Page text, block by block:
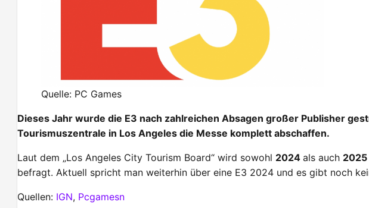
Quelle: PC Games
Dieses Jahr wurde die E3 nach zahlreichen Absagen großer Publisher
Tourismuszentrale in Los Angeles die Messe komplett abschaffen.
Laut dem „Los Angeles City Tourism Board“ wird sowohl 2024 als auch 2025
befragt. Aktuell spricht man weiterhin über eine E3 2024 und es gibt noch
Quellen: IGN, Pcgamesn